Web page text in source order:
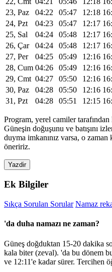
23, Paz
04:22 05:47 12:18
24, Pzt
04:23 05:47 12:17
25, Sal
04:24 05:48 12:17
26, Çar
04:24 05:48 12:17
27, Per
04:25 05:49 12:16
28, Cum 04:26 05:49 12:16
29, Cmt 04:27 05:50 12:16
30, Paz
04:28 05:50 12:16
31, Pzt
04:28 05:51 12:15
Program, yerel camiler
Güneşin doğuşunu ve batışını
duyma imkanınız varsa, o
öneririz.
Yazdir
Ek Bilgiler
Sıkça Sorulan Sorular Namaz
'da duha namazı ne zaman?
Güneş doğduktan 15-20 dakika
kala biter (zeval). 'da bu dönem
ve 12:11'e kadar sürer. Tercihen